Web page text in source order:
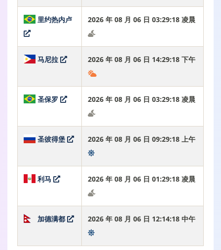
里约热内卢 2026 年 08 月 06 日 03:29:19 凌晨
马尼拉 2026 年 08 月 06 日 14:29:19 下午
圣保罗 2026 年 08 月 06 日 03:29:19 凌晨
圣彼得堡 2026 年 08 月 06 日 09:29:19 上午
利马 2026 年 08 月 06 日 01:29:19 凌晨
加德满都 2026 年 08 月 06 日 12:14:19 中午